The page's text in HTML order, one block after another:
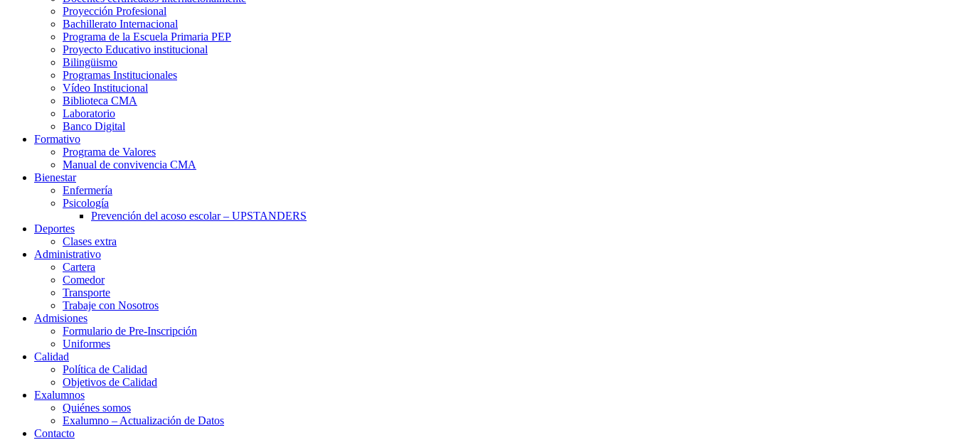
Proyección Profesional
Bachillerato Internacional
Programa de la Escuela Primaria PEP
Proyecto Educativo institucional
Bilingüismo
Programas Institucionales
Vídeo Institucional
Biblioteca CMA
Laboratorio
Banco Digital
Formativo
Programa de Valores
Manual de convivencia CMA
Bienestar
Enfermería
Psicología
Prevención del acoso escolar – UPSTANDERS
Deportes
Clases extra
Administrativo
Cartera
Comedor
Transporte
Trabaje con Nosotros
Admisiones
Formulario de Pre-Inscripción
Uniformes
Calidad
Política de Calidad
Objetivos de Calidad
Exalumnos
Quiénes somos
Exalumno – Actualización de Datos
Contacto